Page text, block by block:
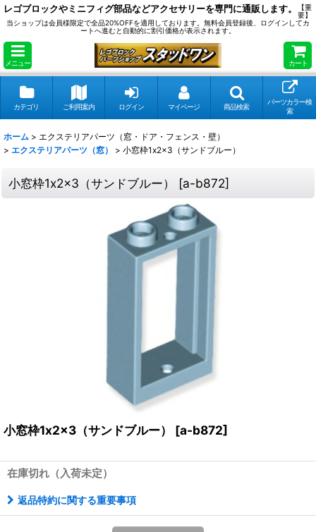
レゴブロックやミニフィグ部品などアクセサリーを専門に通販します。
【重
要】
当ショップは会員様限定で全品20%OFFを適用しております。無料会員登録後、ログインしてカ
ートへ進むと自動的に割引価格が表示されます。
メニュー カート
カテゴリ ご利用案内 ログイン マイページ 商品検索
パーツカラー検
索
ホーム > エクステリアパーツ（窓・ドア・フェンス・壁）
> エクステリアパーツ（窓） > 小窓枠1x2x3（サンドブルー）
小窓枠1x2x3（サンドブルー） [a-b872]
小窓枠1x2x3（サンドブルー） [a-b872]
在庫切れ（入荷未定）
返品特約に関する重要事項